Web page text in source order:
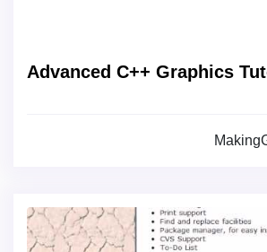
Advanced C++ Graphics